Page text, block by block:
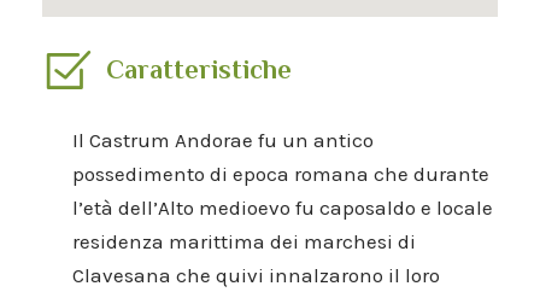
Caratteristiche
Il Castrum Andorae fu un antico
possedimento di epoca romana che durante
l’età dell’Alto medioevo fu caposaldo e locale
residenza marittima dei marchesi di
Clavesana che quivi innalzarono il loro